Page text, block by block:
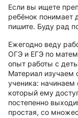
Если вы ищете
ребёнок
пишите. Буду рад
Ежегодно веду
ОГЭ и ЕГЭ по
опыт работы с
Материал изучаем
ученика: начинаем
который ему
постепенно
простая, со